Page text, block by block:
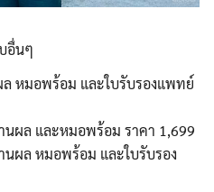
อื่นๆ
ล หมอพร้อม และใบรับรองแพทย์
นผล และหมอพร้อม ราคา 1,699
นผล หมอพร้อม และใบรับรอง